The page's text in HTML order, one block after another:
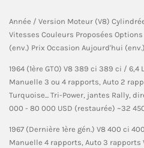
Année / Version Moteur (V8)
Vitesses Couleurs Proposées
(env.) Prix Occasion Aujourd'hui
1964 (1ère GTO) V8 389 ci 389 ci /
Manuelle 3 ou 4 rapports, Auto 2
Turquoise... Tri-Power, jantes Rally,
000 - 80 000 USD (restaurée) ~32
1967 (Dernière 1ère gén.) V8 400 ci
Manuelle 4 rapports, Auto 3 rapports